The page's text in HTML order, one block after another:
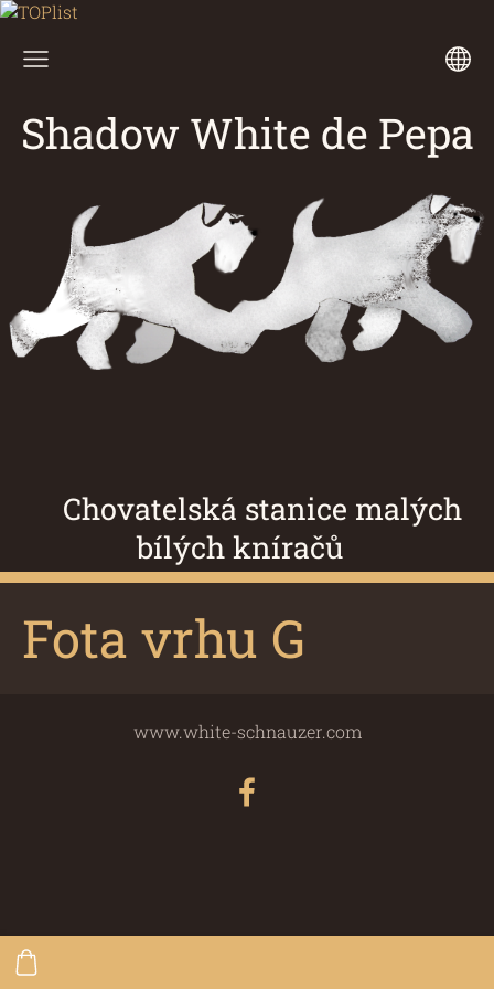
Shadow White de Pepa
Chovatelská stanice malých
bílých kníračů
Fota vrhu G
www.white-schnauzer.com